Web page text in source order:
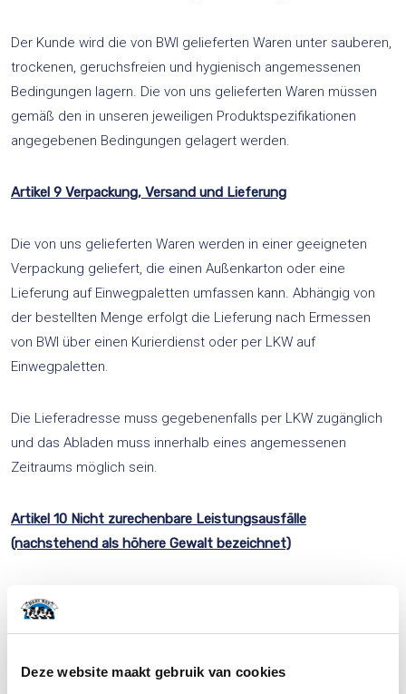
Deze website maakt gebruik van cookies
Der Kunde wird die von BWI gelieferten Waren unter sauberen,
trockenen, geruchsfreien und hygienisch angemessenen
Bedingungen lagern. Die von uns gelieferten Waren müssen
gemäß den in unseren jeweiligen Produktspezifikationen
angegebenen Bedingungen gelagert werden.
Artikel 9 Verpackung, Versand und Lieferung
Die von uns gelieferten Waren werden in einer geeigneten
Verpackung geliefert, die einen Außenkarton oder eine
Lieferung auf Einwegpaletten umfassen kann. Abhängig von
der bestellten Menge erfolgt die Lieferung nach Ermessen
von BWI über einen Kurierdienst oder per LKW auf
Einwegpaletten.
Die Lieferadresse muss gegebenenfalls per LKW zugänglich
und das Abladen muss innerhalb eines angemessenen
Zeitraums möglich sein.
Artikel 10 Nicht zurechenbare Leistungsausfälle
(nachstehend als höhere Gewalt bezeichnet)
In diesem Vertrag wird unter höherer Gewalt unter anderem
jeder Umstand verstanden, der außerhalb der Kontrolle von
ist und der, gleichgültig, ob er zum Zeitpunkt des